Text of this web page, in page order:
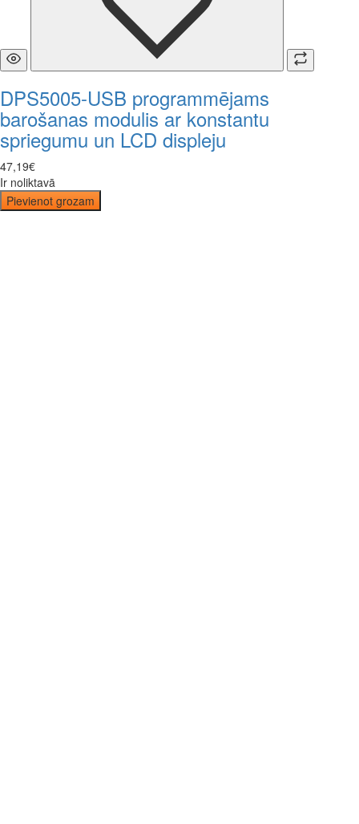
DPS5005-USB programmējams
barošanas modulis ar konstantu
spriegumu un LCD displeju
47,19€
Ir noliktavā
Pievienot grozam